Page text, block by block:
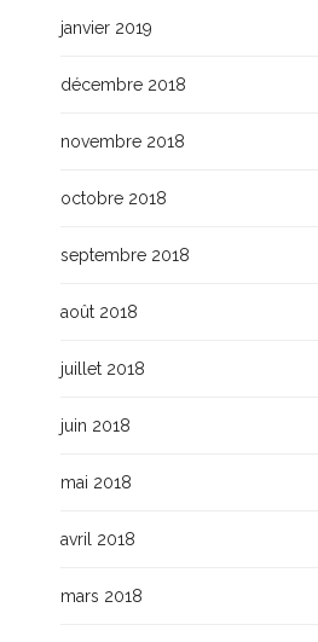
janvier 2019
décembre 2018
novembre 2018
octobre 2018
septembre 2018
août 2018
juillet 2018
juin 2018
mai 2018
avril 2018
mars 2018